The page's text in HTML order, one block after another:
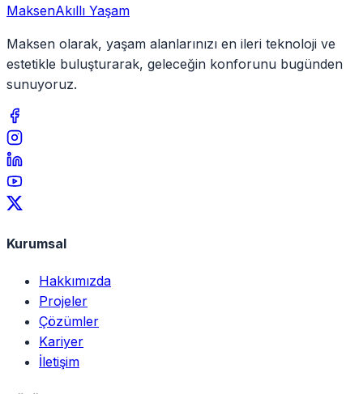
MaksenAkıllı Yaşam
Maksen olarak, yaşam alanlarınızı en ileri teknoloji ve
estetikle buluşturarak, geleceğin konforunu bugünden
sunuyoruz.
Kurumsal
Hakkımızda
Projeler
Çözümler
Kariyer
İletişim